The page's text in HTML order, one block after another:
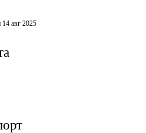
14 авг 2025